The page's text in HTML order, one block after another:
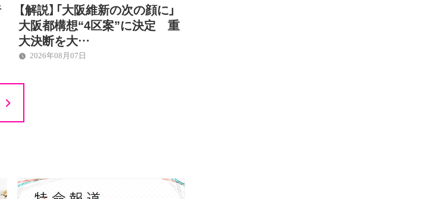
【解説】「大阪維新の次の顔に」
大阪都構想“4区案”に決定 重
大決断を大…
2026年08月07日